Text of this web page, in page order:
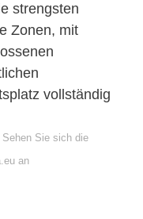
strengsten
Zonen, mit
vollständig
Sehen Sie sich die
an